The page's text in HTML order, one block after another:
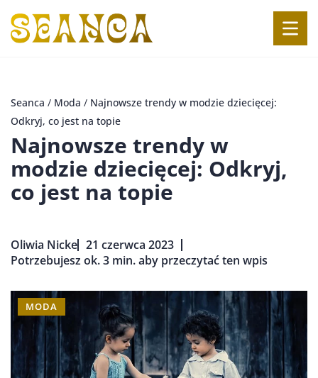
Seanca / Moda / Najnowsze trendy w modzie dziecięcej:
Odkryj, co jest na topie
Najnowsze trendy w
modzie dziecięcej: Odkryj,
co jest na topie
Oliwia Nicke 21 czerwca 2023
Potrzebujesz ok. 3 min. aby przeczytać ten wpis
MODA